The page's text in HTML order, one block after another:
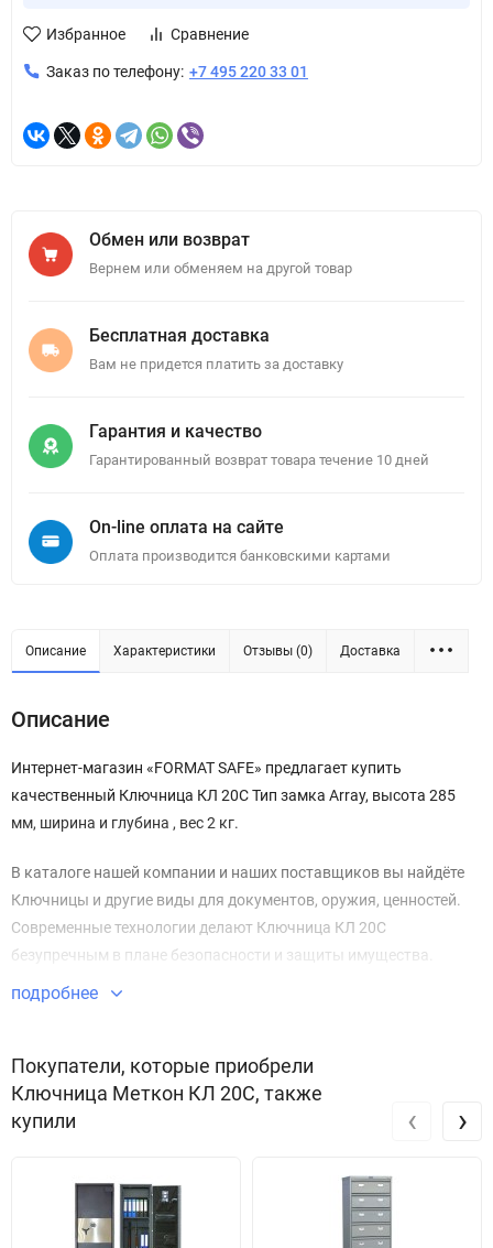
Избранное Сравнение
Заказ по телефону: +7 495 220 33 01
Обмен или возврат
Вернем или обменяем на другой товар
Бесплатная доставка
Вам не придется платить за доставку
Гарантия и качество
Гарантированный возврат товара течение 10 дней
On-line оплата на сайте
Оплата производится банковскими картами
Описание Характеристики Отзывы (0) Доставка
Описание
Интернет-магазин «FORMAT SAFE» предлагает купить
качественный Ключница КЛ 20С Тип замка Array, высота 285
мм, ширина и глубина , вес 2 кг.
В каталоге нашей компании и наших поставщиков вы найдёте
Ключницы и другие виды для документов, оружия, ценностей.
Современные технологии делают Ключница КЛ 20С
безупречным в плане безопасности и защиты имущества.
Звоните по телефону +7 495 220 33 01
подробнее
Покупатели, которые приобрели
Ключница Меткон КЛ 20С, также
купили
‹ ›